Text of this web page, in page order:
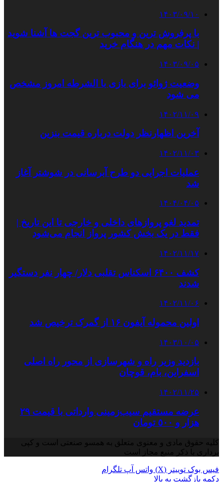
۱۴۰۳/۰۹/۱۰
با پرفروش‌ ترین و محبوب‌ ترین گجت‌ ها آشنا شوید
| نکات مهم در هنگام خرید
۱۴۰۳/۰۹/۰۵
وضعیت ژوائو برای بازی با الشرطه امروز مشخص
می شود
۱۴۰۲/۱۱/۰۹
آخرین اظهارنظر دولت درباره قیمت بنزین
۱۴۰۲/۱۱/۰۳
عملیات اجرایی دو طرح آبرسانی در شوشتر آغاز
شد
۱۴۰۴/۰۴/۰۵
تمدید لغو پروازهای داخلی و خارجی تا این تاریخ |
فقط در یک بخش کشور پرواز انجام می‌شود
۱۴۰۲/۱۱/۱۷
کشف ۶۴۰۰ اسکناس تقلبی دلار/ چهار نفر دستگیر
شدند
۱۴۰۲/۱۱/۰۶
اولین محموله آیفون ۱۶ از گمرک ترخیص شد
۱۴۰۳/۱۰/۰۵
بازدید وزیر راه و شهرسازی از محور راه اصلی
اسفراین، بام، قوچان
۱۴۰۲/۱۱/۲۵
عرضه مستقیم سیب‌زمینی وارداتی با قیمت ٢٩
هزار و ٥٠٠ تومان
کلیه حقوق مادی و معنوی متعلق به همسو صنعتی است و کپی
برداری با ذکر منبع مجاز است
فیس بوک توییتر (X) واتس آپ تلگرام
دکمه بازگشت به بالا